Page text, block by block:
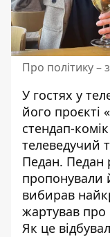
Про політику –
У гостях у
його проєкті
стендап-
телеведучий
Педан. Педан
пропонували
вибирав
жартував про
Як це